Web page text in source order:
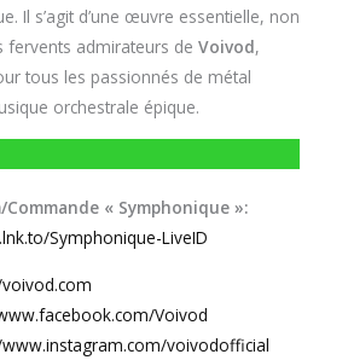
Il s’agit d’une œuvre essentielle, non
fervents admirateurs de Voivod,
tous les passionnés de métal
orchestrale épique.
« Symphonique »:
Symphonique-LiveID
Voivod
voivodofficial